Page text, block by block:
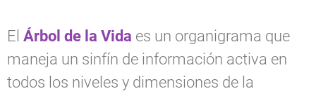
El Árbol de la Vida es un organigrama que
maneja un sinfín de información activa en
todos los niveles y dimensiones de la